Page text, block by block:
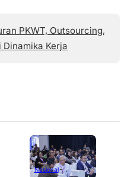
PKWT, Outsourcing,
Dinamika Kerja
Nasional